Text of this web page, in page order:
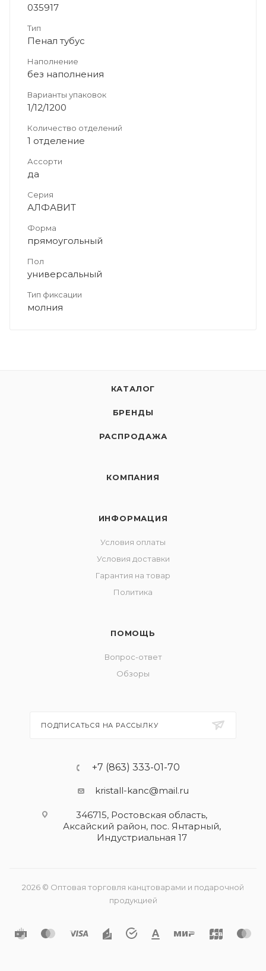
035917
Тип
Пенал тубус
Наполнение
без наполнения
Варианты упаковок
1/12/1200
Количество отделений
1 отделение
Ассорти
да
Серия
АЛФАВИТ
Форма
прямоугольный
Пол
универсальный
Тип фиксации
молния
КАТАЛОГ
БРЕНДЫ
РАСПРОДАЖА
КОМПАНИЯ
ИНФОРМАЦИЯ
Условия оплаты
Условия доставки
Гарантия на товар
Политика
ПОМОЩЬ
Вопрос-ответ
Обзоры
ПОДПИСАТЬСЯ НА РАССЫЛКУ
+7 (863) 333-01-70
kristall-kanc@mail.ru
346715, Ростовская область​,
Аксайский район, пос. Янтарный,
Индустриальная 17
2026 © Оптовая торговля канцтоварами и подарочной
продукцией